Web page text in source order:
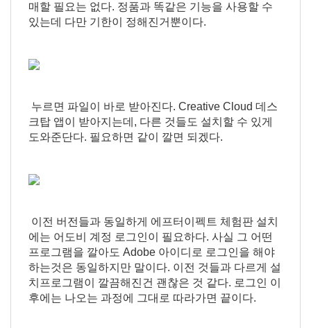
매할 필요는 없다. 정품과 똑같은 기능을 사용할 수
있는데 다만 기한이 정해진거뿐이다.
누르면 파일이 바로 받아진다. Creative Cloud 데스
크탑 앱이 받아지는데, 다른 것들도 설치할 수 있게
도와준단다. 필요하면 같이 깔면 되겠다.
이전 버전들과 동일하게 에프터이펙트 체험판 설치
에는 어도비 계정 로그인이 필요하다. 사실 그 어떤
프로그램을 깔아도 Adobe 아이디로 로그인을 해야
하는것은 동일하지만 말이다. 이전 것들과 다르게 설
치프로그램이 깔끔해진건 괜찮은 것 같다. 로그인 이
후에는 나오는 과정에 그대로 따라가면 끝이다.